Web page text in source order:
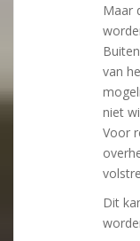
Maar
van
niet
Voor
Dit